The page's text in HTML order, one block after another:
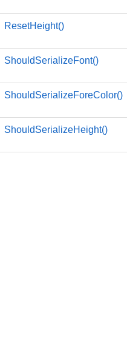
ResetHeight()
ShouldSerializeFont()
ShouldSerializeForeColor()
ShouldSerializeHeight()